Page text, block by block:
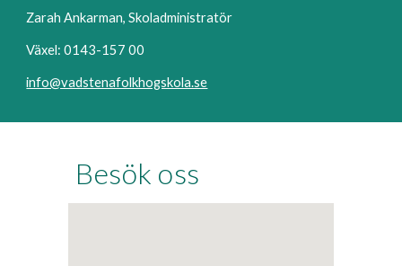
Zarah Ankarman, Skoladministratör
Växel:0143-157 00
info@vadstenafolkhogskola.se
Besök oss